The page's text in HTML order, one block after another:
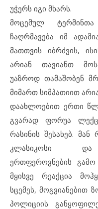
უჭერს იგი მხარს.
მოცემულ ტერმინთა
ჩაღრმავება იმ
მათთვის იბრძვის,
არიან თავიანთ
უაზროდ თამაშობენ
მიმართ სიმპათიით
დაახლოებით ერთი
გვარად ფორუა
რასინის შესახებ.
კლასიკოსი და
ერთფეროვნების
მყისვე რეაქცია
სცემეს, მოგვიანებით
პოლიციის